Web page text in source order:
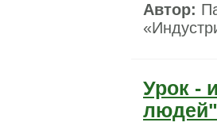
Автор:
Урок -
людей"